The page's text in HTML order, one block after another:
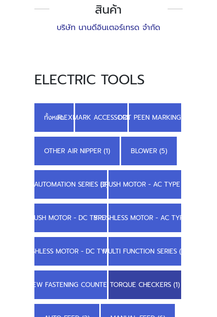
สินค้า
บริษัท นานดีอินเตอร์เทรด จำกัด
ELECTRIC TOOLS
ทั้งหมดFLEXMARK ACCESSORIES (4)DOT PEEN MARKING (3)
OTHER AIR NIPPER (1) BLOWER (5)
AUTOMATION SERIES (2)BRUSH MOTOR - AC TYPE (1)
BRUSH MOTOR - DC TYPE (4)BRUSHLESS MOTOR - AC TYPE (1)
BRUSHLESS MOTOR - DC TYPE (2)MULTI FUNCTION SERIES (3)
SCREW FASTENING COUNTER (2)TORQUE CHECKERS (1)